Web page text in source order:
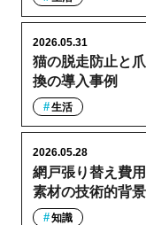
猫の脱走防止と
換の導入事例
2026.05.31
生活
網戸張り替え費
素材の技術的背景
2026.05.28
知識